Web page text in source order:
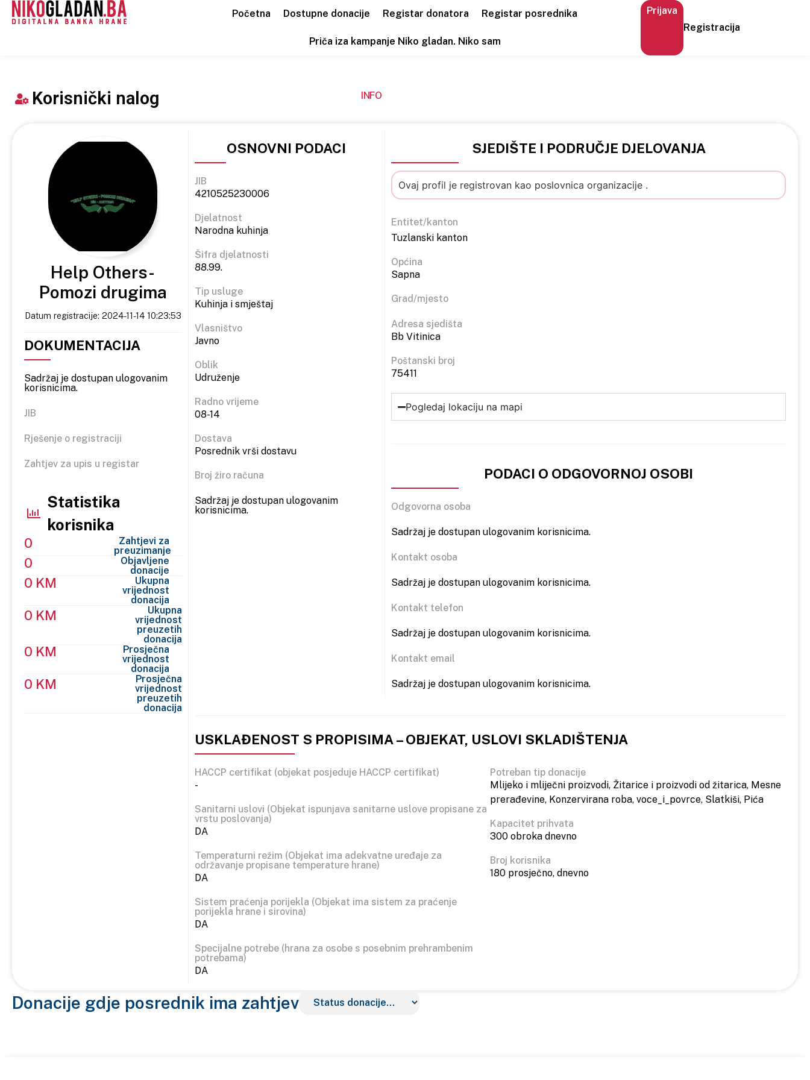
Početna Dostupne donacije Registar donatora Registar posrednika
Priča iza kampanje Niko gladan. Niko sam
Prijava
Registracija
Korisnički nalog INFO
Help Others-
Pomozi drugima
Datum registracije: 2024-11-14 10:23:53
DOKUMENTACIJA
Sadržaj je dostupan ulogovanim
korisnicima.
JIB
Rješenje o registraciji
Zahtjev za upis u registar
Statistika
korisnika
0
Zahtjevi za
preuzimanje
0
Objavljene
donacije
0 KM
Ukupna
vrijednost
donacija
0 KM
Ukupna
vrijednost
preuzetih
donacija
0 KM
Prosječna
vrijednost
donacija
0 KM
Prosječna
vrijednost
preuzetih
donacija
OSNOVNI PODACI
JIB
4210525230006
Djelatnost
Narodna kuhinja
Šifra djelatnosti
88.99.
Tip usluge
Kuhinja i smještaj
Vlasništvo
Javno
Oblik
Udruženje
Radno vrijeme
08-14
Dostava
Posrednik vrši dostavu
Broj žiro računa
Sadržaj je dostupan ulogovanim
korisnicima.
SJEDIŠTE I PODRUČJE DJELOVANJA
Ovaj profil je registrovan kao poslovnica organizacije .
Entitet/kanton
Tuzlanski kanton
Općina
Sapna
Grad/mjesto
Adresa sjedišta
Bb Vitinica
Poštanski broj
75411
Pogledaj lokaciju na mapi
PODACI O ODGOVORNOJ OSOBI
Odgovorna osoba
Sadržaj je dostupan ulogovanim korisnicima.
Kontakt osoba
Sadržaj je dostupan ulogovanim korisnicima.
Kontakt telefon
Sadržaj je dostupan ulogovanim korisnicima.
Kontakt email
Sadržaj je dostupan ulogovanim korisnicima.
USKLAĐENOST S PROPISIMA – OBJEKAT, USLOVI SKLADIŠTENJA
HACCP certifikat (objekat posjeduje HACCP certifikat)
-
Sanitarni uslovi (Objekat ispunjava sanitarne uslove propisane za
vrstu poslovanja)
DA
Temperaturni režim (Objekat ima adekvatne uređaje za
održavanje propisane temperature hrane)
DA
Sistem praćenja porijekla (Objekat ima sistem za praćenje
porijekla hrane i sirovina)
DA
Specijalne potrebe (hrana za osobe s posebnim prehrambenim
potrebama)
DA
Potreban tip donacije
Mlijeko i mliječni proizvodi, Žitarice i proizvodi od žitarica, Mesne
prerađevine, Konzervirana roba, voce_i_povrce, Slatkiši, Pića
Kapacitet prihvata
300 obroka dnevno
Broj korisnika
180 prosječno, dnevno
Donacije gdje posrednik ima zahtjev